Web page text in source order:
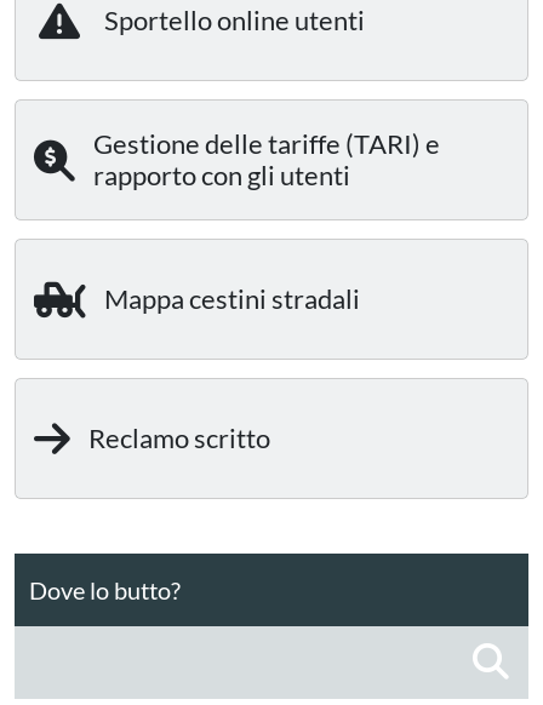
Sportello online utenti
Gestione delle tariffe (TARI) e
rapporto con gli utenti
Mappa cestini stradali
Reclamo scritto
Dove lo butto?